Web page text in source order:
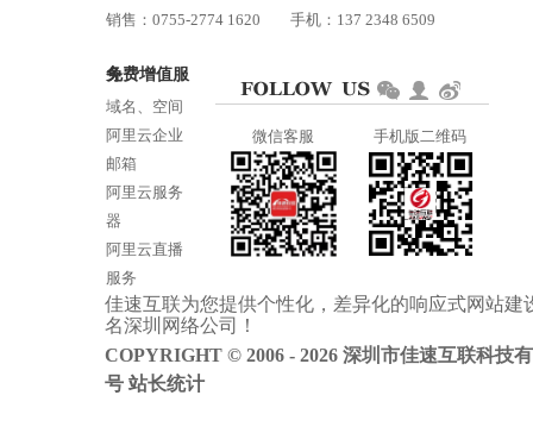
销售：0755-2774 1620
手机：137 2348 6509
邮箱：services@jiasuweb.com
免费增值服务
域名、空间
阿里云企业
邮箱
阿里云服务
器
阿里云直播
服务
阿里云ICP备
案
微信客服 手机版二维码
佳速互联为您提供个性化，差异化的响应式网站建
名深圳网络公司
！
COPYRIGHT © 2006 - 2026 深圳市佳速互联科技
号 站长统计